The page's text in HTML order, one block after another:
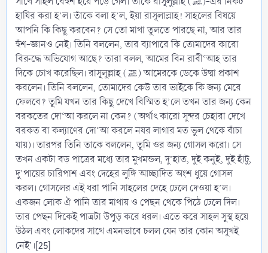
হাযির করা হ’ল। তাঁকে বলা হ’ল, ইয়া রাসূলাল্লাহ! সাহলের বিষয়ে
আপনি কি কিছু করবেন? সে তো মাথা তুলতে পারছে না, আর তার
হুঁশ-জ্ঞানও নেই। তিনি বললেন, তার ব্যাপারে কি তোমাদের কারো
বিরুদ্ধে অভিযোগ আছে? তারা বলল, আমের বিন রাবী‘আহ তার
দিকে চোখ করেছিল। রাসূলুল্লাহ (ﷺ) আমেরকে ডেকে উষ্মা প্রকাশ
করলেন। তিনি বললেন, তোমাদের কেউ তার ভাইকে কি জন্য মেরে
ফেলবে? তুমি যখন তার কিছু দেখে বিস্মিত হ’লে তখন তার জন্য কেন
বরকতের দো‘আ করলে না কেন? (অর্থাৎ কারো সুন্দর চেহারা দেখে
বরকত বা কল্যাণের দো‘আ করলে নযর লাগার মত ভুল থেকে বাঁচা
যায়)। তারপর তিনি তাকে বললেন, তুমি ওর জন্য গোসল করো। সে
তখন একটা বড় পাত্রের মধ্যে তার মুখমন্ডল, দু’হাত, দুই কনুই, দুই হাঁটু,
দু’পায়ের চারিপাশ এবং দেহের লুঙ্গি আচ্ছাদিত অংশ ধুয়ে গোসল
করল। গোসলের এই ধরা পানি সাহলের দেহে ঢেলে দেওয়া হ’ল।
একজন লোক ঐ পানি তার মাথায় ও পেছন থেকে পিঠে ঢেলে দিল।
তার পেছন দিকেই পাত্রটা উপুড় করে ধরল। এতে করে সাহল সুস্থ হয়ে
উঠল এবং লোকদের সাথে এমনভাবে চলল যেন তার কোন অসুখই
নেই’।[25]